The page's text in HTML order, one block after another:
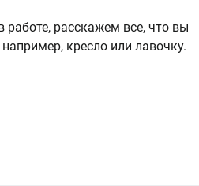
расскажем все, что вы
кресло или лавочку.